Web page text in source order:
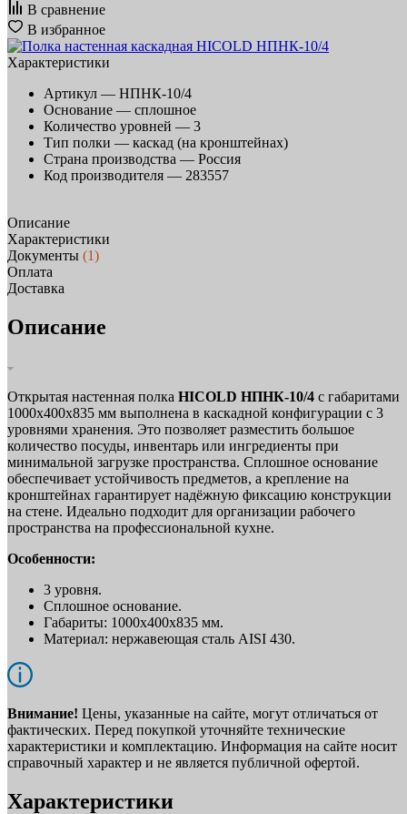
В сравнение
В избранное
Характеристики
Артикул — НПНК-10/4
Основание — сплошное
Количество уровней — 3
Тип полки — каскад (на кронштейнах)
Страна производства — Россия
Код производителя — 283557
Описание
Характеристики
Документы (1)
Оплата
Доставка
Описание
Открытая настенная полка HICOLD НПНК-10/4 с габаритами
1000х400х835 мм выполнена в каскадной конфигурации с 3
уровнями хранения. Это позволяет разместить большое
количество посуды, инвентарь или ингредиенты при
минимальной загрузке пространства. Сплошное основание
обеспечивает устойчивость предметов, а крепление на
кронштейнах гарантирует надёжную фиксацию конструкции
на стене. Идеально подходит для организации рабочего
пространства на профессиональной кухне.
Особенности:
3 уровня.
Сплошное основание.
Габариты: 1000х400х835 мм.
Материал: нержавеющая сталь AISI 430.
Внимание! Цены, указанные на сайте, могут отличаться от
фактических. Перед покупкой уточняйте технические
характеристики и комплектацию. Информация на сайте носит
справочный характер и не является публичной офертой.
Характеристики